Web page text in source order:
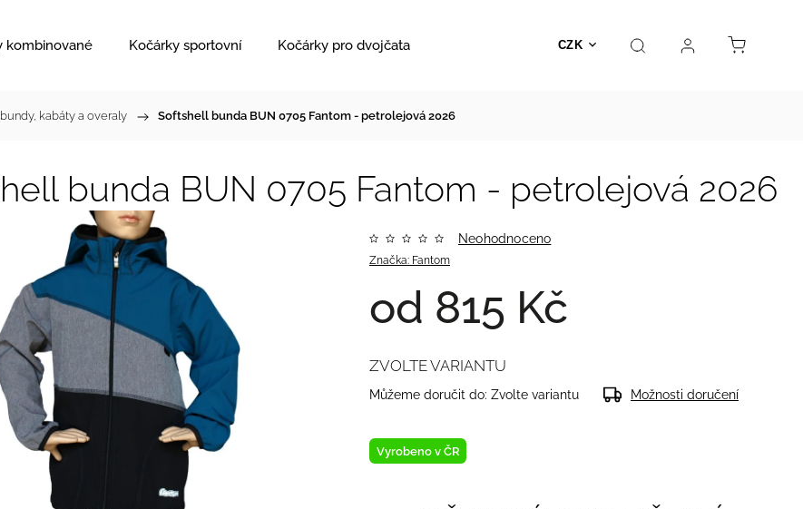
CZK
kombinované Kočárky sportovní Kočárky pro dvojčata Hračky Prodejna Kontakt
kabáty a overaly / Softshell bunda BUN 0705 Fantom - petrolejová 2026
bunda BUN 0705 Fantom - petrolejová 2026
Značka: Fantom
Neohodnoceno
od 815 Kč
Vyrobeno v ČR
ZVOLTE VARIANTU
Můžeme doručit do: Zvolte variantu Možnosti doručení